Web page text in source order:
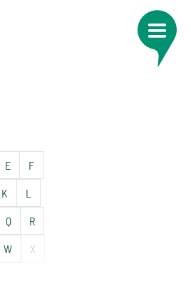
E F
K L
Q R
W X